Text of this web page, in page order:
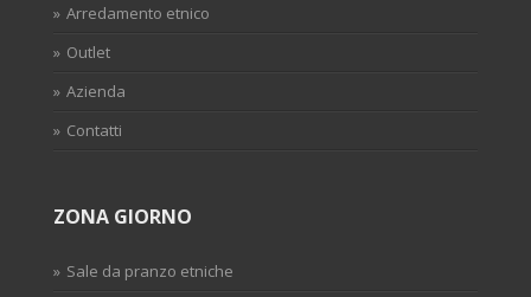
Arredamento etnico
Outlet
Azienda
Contatti
ZONA GIORNO
Sale da pranzo etniche